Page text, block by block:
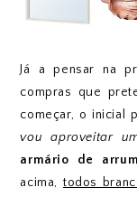
Já a pensar na
compras que
começar, o inicial
vou aproveitar
armário de
acima,todos